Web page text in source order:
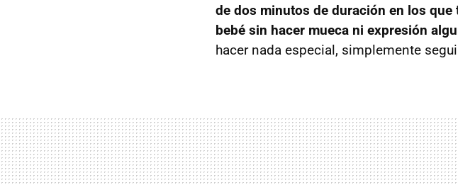
de dos minutos de duración en los
bebé sin hacer mueca ni expresión
hacer nada especial, simplemente